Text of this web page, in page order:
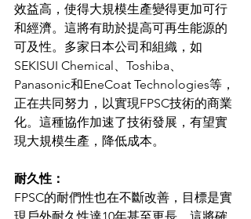
效益高，使得大規模生產變得更加可行
和經濟。這將有助於提高可再生能源的
可及性。多家日本公司和組織，如
SEKISUI Chemical、Toshiba、
Panasonic和EneCoat Technologies等，
正在共同努力，以實現FPSC技術的商業
化。這種協作加速了技術發展，有望實
現大規模生產，降低成本。
耐久性：
FPSC的耐們性也在不斷改善，目標是實
現戶外耐久性達10年甚至更長，這將確